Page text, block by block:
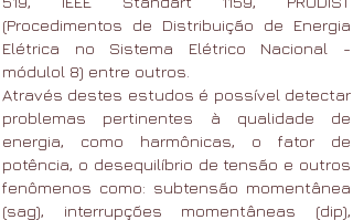
(Procedimentos de Distribuição de Energia
Elétrica no Sistema Elétrico Nacional -
módulol 8) entre outros.
Através destes estudos é possível detectar
problemas pertinentes à qualidade de
energia, como harmônicas, o fator de
potência, o desequilíbrio de tensão e outros
fenômenos como: subtensão momentânea
(sag), interrupções momentâneas (dip),